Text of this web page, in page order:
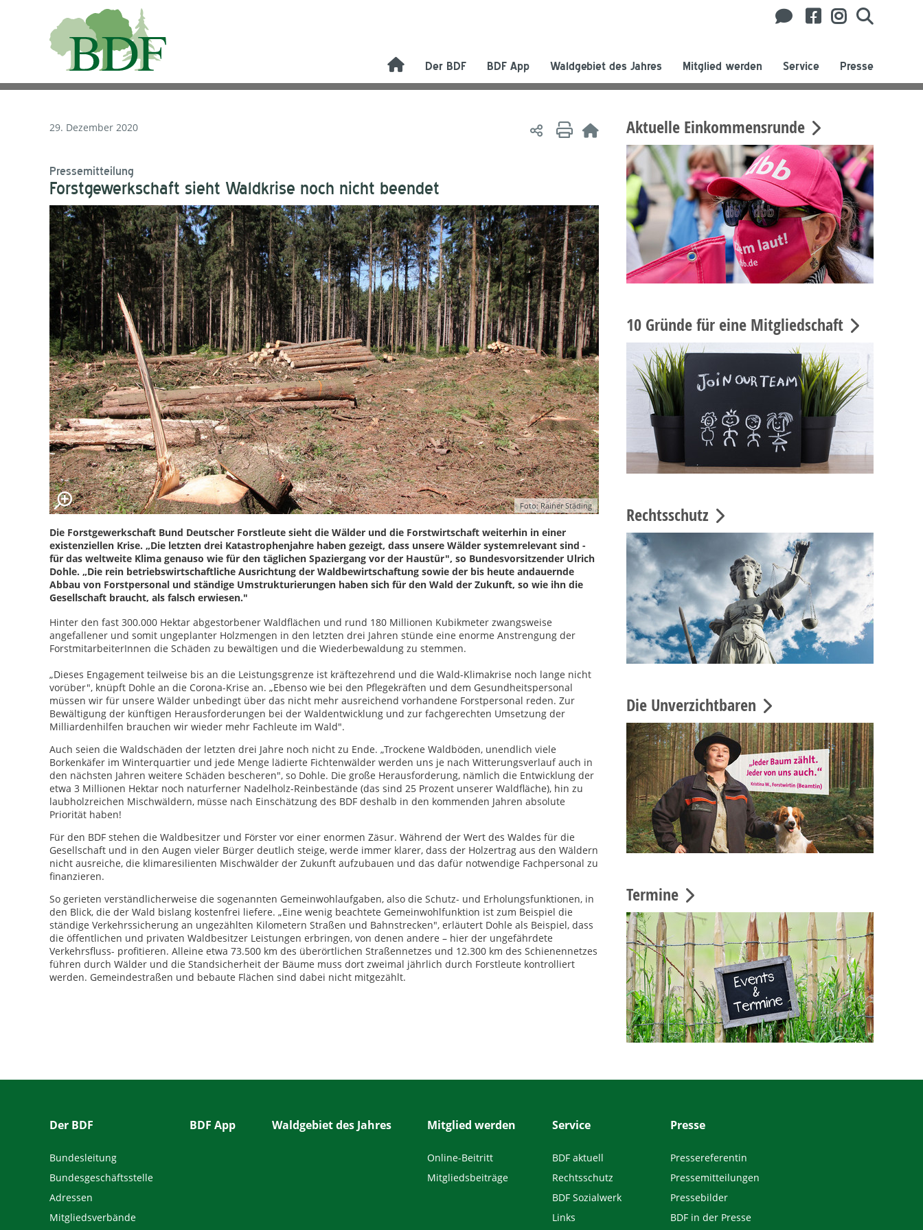
Der BDF BDF App Waldgebiet des Jahres Mitglied werden Service Presse
29. Dezember 2020
Pressemitteilung
Forstgewerkschaft sieht Waldkrise noch nicht beendet
Foto: Rainer Städing
Die Forstgewerkschaft Bund Deutscher Forstleute sieht die Wälder und die Forstwirtschaft weiterhin in einer
existenziellen Krise. „Die letzten drei Katastrophenjahre haben gezeigt, dass unsere Wälder systemrelevant sind -
für das weltweite Klima genauso wie für den täglichen Spaziergang vor der Haustür", so Bundesvorsitzender Ulrich
Dohle. „Die rein betriebswirtschaftliche Ausrichtung der Waldbewirtschaftung sowie der bis heute andauernde
Abbau von Forstpersonal und ständige Umstrukturierungen haben sich für den Wald der Zukunft, so wie ihn die
Gesellschaft braucht, als falsch erwiesen."
Hinter den fast 300.000 Hektar abgestorbener Waldflächen und rund 180 Millionen Kubikmeter zwangsweise
angefallener und somit ungeplanter Holzmengen in den letzten drei Jahren stünde eine enorme Anstrengung der
ForstmitarbeiterInnen die Schäden zu bewältigen und die Wiederbewaldung zu stemmen.
„Dieses Engagement teilweise bis an die Leistungsgrenze ist kräftezehrend und die Wald-Klimakrise noch lange nicht
vorüber", knüpft Dohle an die Corona-Krise an. „Ebenso wie bei den Pflegekräften und dem Gesundheitspersonal
müssen wir für unsere Wälder unbedingt über das nicht mehr ausreichend vorhandene Forstpersonal reden. Zur
Bewältigung der künftigen Herausforderungen bei der Waldentwicklung und zur fachgerechten Umsetzung der
Milliardenhilfen brauchen wir wieder mehr Fachleute im Wald".
Auch seien die Waldschäden der letzten drei Jahre noch nicht zu Ende. „Trockene Waldböden, unendlich viele
Borkenkäfer im Winterquartier und jede Menge lädierte Fichtenwälder werden uns je nach Witterungsverlauf auch in
den nächsten Jahren weitere Schäden bescheren", so Dohle. Die große Herausforderung, nämlich die Entwicklung der
etwa 3 Millionen Hektar noch naturferner Nadelholz-Reinbestände (das sind 25 Prozent unserer Waldfläche), hin zu
laubholzreichen Mischwäldern, müsse nach Einschätzung des BDF deshalb in den kommenden Jahren absolute
Priorität haben!
Für den BDF stehen die Waldbesitzer und Förster vor einer enormen Zäsur. Während der Wert des Waldes für die
Gesellschaft und in den Augen vieler Bürger deutlich steige, werde immer klarer, dass der Holzertrag aus den Wäldern
nicht ausreiche, die klimaresilienten Mischwälder der Zukunft aufzubauen und das dafür notwendige Fachpersonal zu
finanzieren.
So gerieten verständlicherweise die sogenannten Gemeinwohlaufgaben, also die Schutz- und Erholungsfunktionen, in
den Blick, die der Wald bislang kostenfrei liefere. „Eine wenig beachtete Gemeinwohlfunktion ist zum Beispiel die
ständige Verkehrssicherung an ungezählten Kilometern Straßen und Bahnstrecken", erläutert Dohle als Beispiel, dass
die öffentlichen und privaten Waldbesitzer Leistungen erbringen, von denen andere – hier der ungefährdete
Verkehrsfluss- profitieren. Alleine etwa 73.500 km des überörtlichen Straßennetzes und 12.300 km des Schienennetzes
führen durch Wälder und die Standsicherheit der Bäume muss dort zweimal jährlich durch Forstleute kontrolliert
werden. Gemeindestraßen und bebaute Flächen sind dabei nicht mitgezählt.
Aktuelle Einkommensrunde
10 Gründe für eine Mitgliedschaft
Rechtsschutz
Die Unverzichtbaren
Termine
Der BDF
Bundesleitung
Bundesgeschäftsstelle
Adressen
Mitgliedsverbände
BDF App Waldgebiet des Jahres Mitglied werden
Online-Beitritt
Mitgliedsbeiträge
Service
BDF aktuell
Rechtsschutz
BDF Sozialwerk
Links
Presse
Pressereferentin
Pressemitteilungen
Pressebilder
BDF in der Presse